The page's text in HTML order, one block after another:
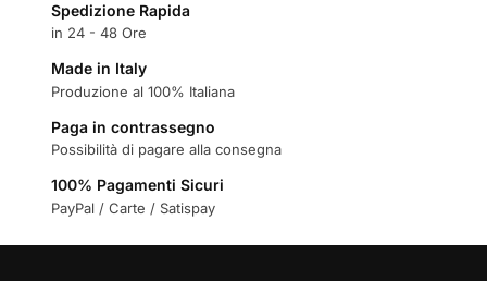
Spedizione Rapida
in 24 - 48 Ore
Made in Italy
Produzione al 100% Italiana
Paga in contrassegno
Possibilità di pagare alla consegna
100% Pagamenti Sicuri
PayPal / Carte / Satispay